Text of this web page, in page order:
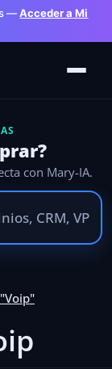
—Acceder a Mi
con Mary-IA.